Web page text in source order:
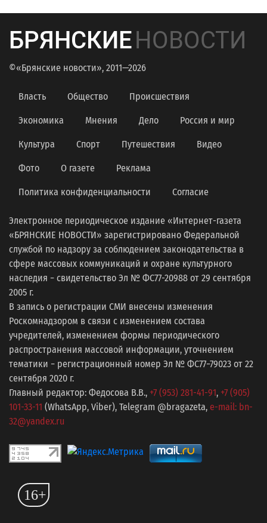
БРЯНСКИЕНОВОСТИ
©«Брянские новости», 2011—2026
Власть Общество Происшествия
Экономика Мнения Дело Россия и мир
Культура Спорт Путешествия Видео
Фото О газете Реклама
Политика конфиденциальности Согласие
Электронное периодическое издание «Интернет-газета
«БРЯНСКИЕ НОВОСТИ» зарегистрировано Федеральной
службой по надзору за соблюдением законодательства в
сфере массовых коммуникаций и охране культурного
наследия − свидетельство Эл № ФС77-20988 от 29 сентября
2005 г.
В запись о регистрации СМИ внесены изменения
Роскомнадзором в связи с изменением состава
учредителей, изменением формы периодического
распространения массовой информации, уточнением
тематики − регистрационный номер Эл № ФС77−79023 от 22
сентября 2020 г.
Главный редактор: Федосова В.В., +7 (953) 281-41-91, +7 (905)
101-33-11 (WhatsApp, Viber), Telegram @bragazeta, e-mail: bn-
32@yandex.ru
16+